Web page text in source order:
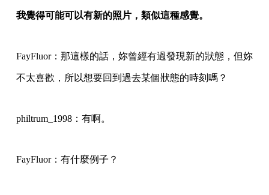
我覺得可能可以有新的照片，類似這種感覺。
FayFluor：那這樣的話，妳曾經有過發現新的狀態，但妳
不太喜歡，所以想要回到過去某個狀態的時刻嗎？
philtrum_1998：有啊。
FayFluor：有什麼例子？